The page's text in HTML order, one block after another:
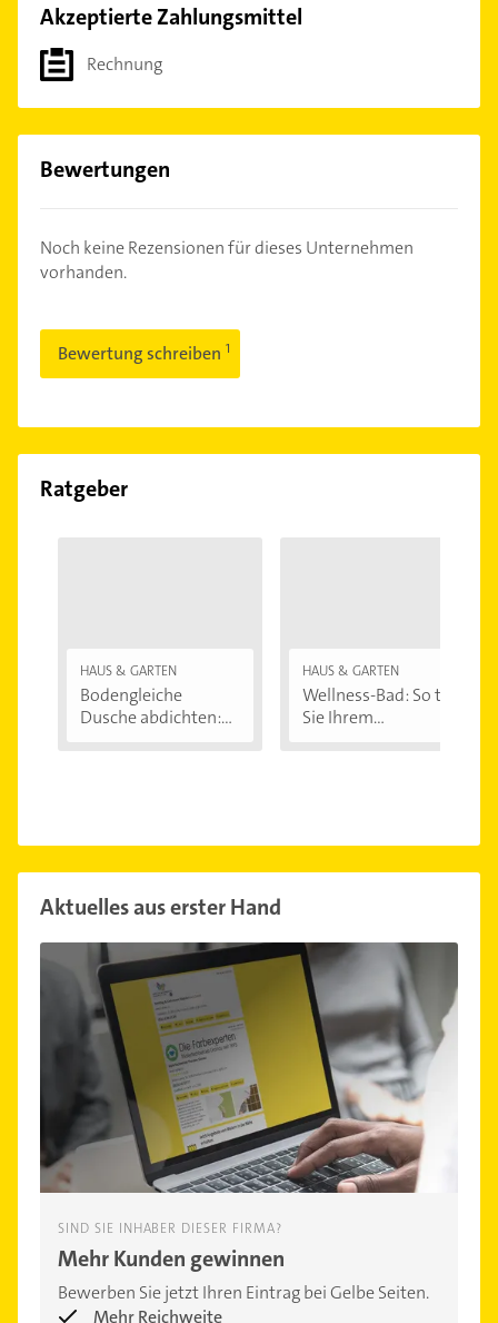
Akzeptierte Zahlungsmittel
Rechnung
Bewertungen
Noch keine Rezensionen für dieses Unternehmen
vorhanden.
Bewertung schreiben
Ratgeber
HAUS & GARTEN
Bodengleiche
Dusche abdichten:...
HAUS & GARTEN
Wellness-Bad: So tun
Sie Ihrem...
Aktuelles aus erster Hand
SIND SIE INHABER DIESER FIRMA?
Mehr Kunden gewinnen
Bewerben Sie jetzt Ihren Eintrag bei Gelbe Seiten.
Mehr Reichweite